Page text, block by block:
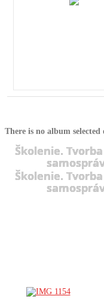
There is no album
Školenie.
Školenie.